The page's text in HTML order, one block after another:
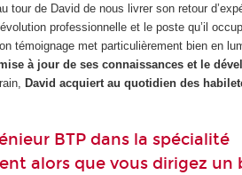
tour de David de nous livrer son retour
professionnelle et le poste qu’il
témoignage met particulièrement bien en
à jour de ses connaissances et le
David acquiert au quotidien des
BTP dans la spécialité
alors que vous dirigez un